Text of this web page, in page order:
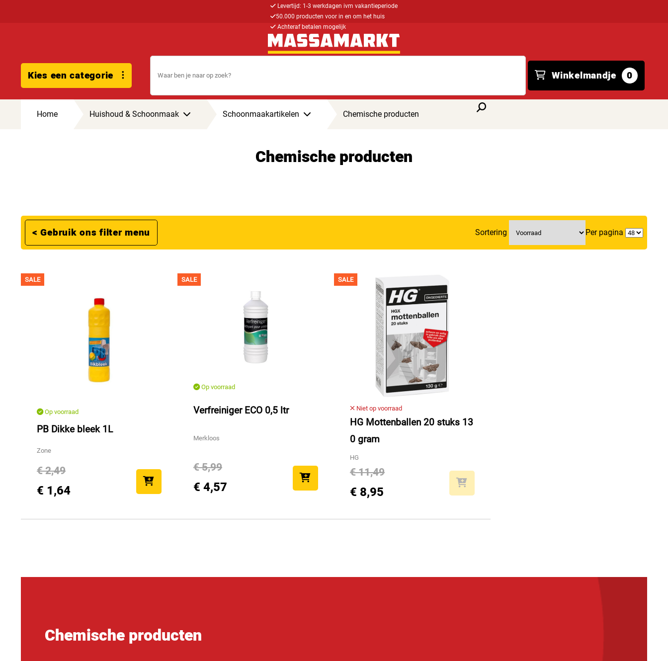
Levertijd: 1-3 werkdagen ivm vakantieperiode
50.000 producten voor in en om het huis
Achteraf betalen mogelijk
Kies een categorie Winkelmandje 0
Home Huishoud & Schoonmaak Schoonmaakartikelen Chemische producten
Chemische producten
< Gebruik ons filter menu Sortering Per pagina
SALE
Op voorraad
PB Dikke bleek 1L
Zone
€ 2,49
€ 1,64
SALE
Op voorraad
Verfreiniger ECO 0,5 ltr
Merkloos
€ 5,99
€ 4,57
SALE
Niet op voorraad
HG Mottenballen 20 stuks 13
0 gram
HG
€ 11,49
€ 8,95
Chemische producten